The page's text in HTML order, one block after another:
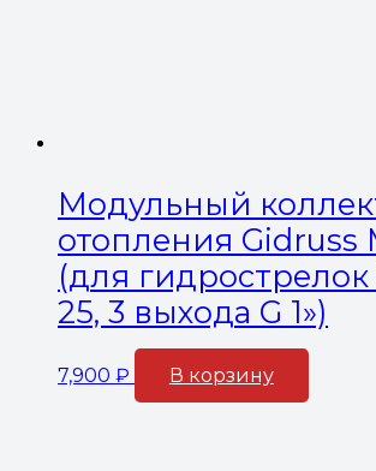
Модульный
отопления Gidruss
(для гидрострелок
25, 3 выхода G 1»)
7,900 ₽ В корзину